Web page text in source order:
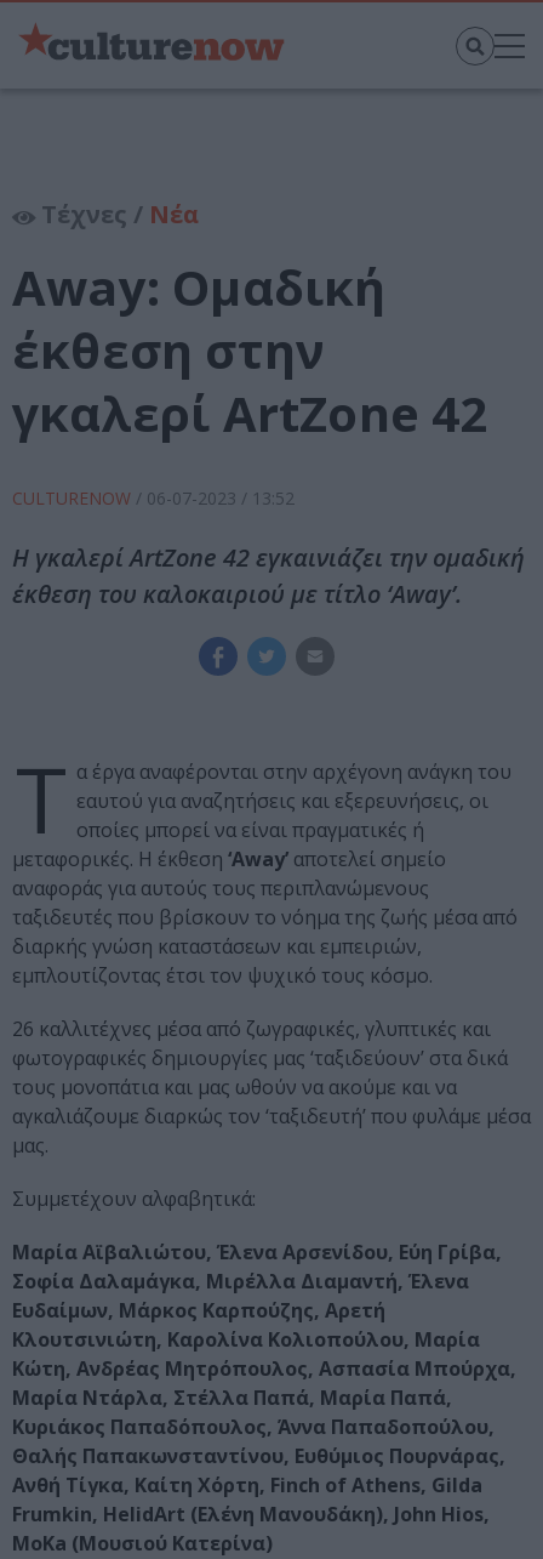
Τέχνες / Νέα
Away: Ομαδική
έκθεση στην
γκαλερί ArtZone 42
CULTURENOW / 06-07-2023 / 13:52
Η γκαλερί ArtZone 42 εγκαινιάζει την ομαδική
έκθεση του καλοκαιριού με τίτλο ‘Away’.
Τ α έργα αναφέρονται στην αρχέγονη ανάγκη του
εαυτού για αναζητήσεις και εξερευνήσεις, οι
οποίες μπορεί να είναι πραγματικές ή
μεταφορικές. Η έκθεση ‘Away’ αποτελεί σημείο
αναφοράς για αυτούς τους περιπλανώμενους
ταξιδευτές που βρίσκουν το νόημα της ζωής μέσα από
διαρκής γνώση καταστάσεων και εμπειριών,
εμπλουτίζοντας έτσι τον ψυχικό τους κόσμο.
26 καλλιτέχνες μέσα από ζωγραφικές, γλυπτικές και
φωτογραφικές δημιουργίες μας ‘ταξιδεύουν’ στα δικά
τους μονοπάτια και μας ωθούν να ακούμε και να
αγκαλιάζουμε διαρκώς τον ‘ταξιδευτή’ που φυλάμε μέσα
μας.
Συμμετέχουν αλφαβητικά:
Μαρία Αϊβαλιώτου, Έλενα Αρσενίδου, Εύη Γρίβα,
Σοφία Δαλαμάγκα, Μιρέλλα Διαμαντή, Έλενα
Ευδαίμων, Μάρκος Καρπούζης, Αρετή
Κλουτσινιώτη, Καρολίνα Κολιοπούλου, Μαρία
Κώτη, Ανδρέας Μητρόπουλος, Ασπασία Μπούρχα,
Μαρία Ντάρλα, Στέλλα Παπά, Μαρία Παπά,
Κυριάκος Παπαδόπουλος, Άννα Παπαδοπούλου,
Θαλής Παπακωνσταντίνου, Ευθύμιος Πουρνάρας,
Ανθή Τίγκα, Καίτη Χόρτη, Finch of Athens, Gilda
Frumkin, HelidArt (Ελένη Μανουδάκη), John Hios,
MoKa (Mουσιού Κατερίνα)